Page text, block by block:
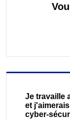
Je travaille
et
cyber-